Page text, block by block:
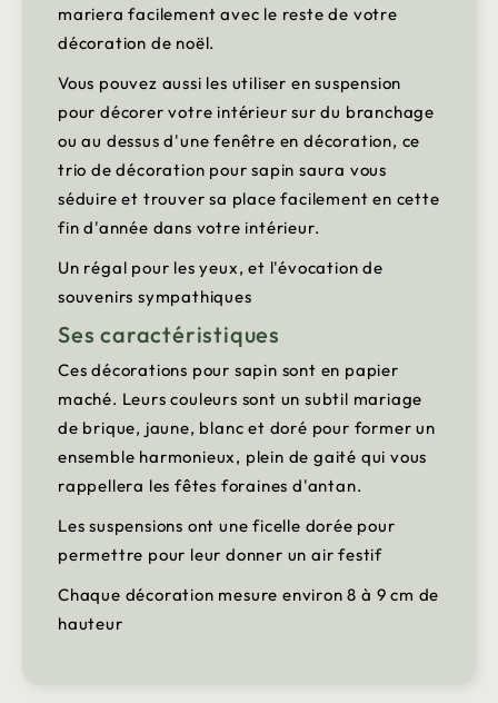
mariera facilement avec le reste de votre
décoration de noël.
Vous pouvez aussi les utiliser en suspension
pour décorer votre intérieur sur du branchage
ou au dessus d'une fenêtre en décoration, ce
trio de décoration pour sapin saura vous
séduire et trouver sa place facilement en cette
fin d'année dans votre intérieur.
Un régal pour les yeux, et l'évocation de
souvenirs sympathiques
Ses caractéristiques
Ces décorations pour sapin sont en papier
maché. Leurs couleurs sont un subtil mariage
de brique, jaune, blanc et doré pour former un
ensemble harmonieux, plein de gaité qui vous
rappellera les fêtes foraines d'antan.
Les suspensions ont une ficelle dorée pour
permettre pour leur donner un air festif
Chaque décoration mesure environ 8 à 9 cm de
hauteur